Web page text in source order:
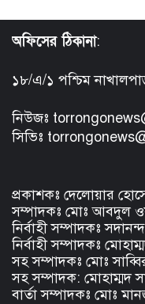
অফিসের ঠিকানা:
১৮/এ/১ পশ্চিম
নিউজঃ
সিভিঃ
প্রকাশকঃ দেলোয়ার
সম্পাদকঃ মোঃ আবদুল
নির্বাহী সম্পাদকঃ
নির্বাহী সম্পাদকঃ
সহ সম্পাদকঃ মোঃ
সহ সম্পাদক: মোহাম্মদ
বার্তা সম্পাদকঃ মোঃ